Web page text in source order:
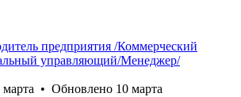
предприятия /Коммерческий
управляющий/Менеджер/
марта • Обновлено 10 марта